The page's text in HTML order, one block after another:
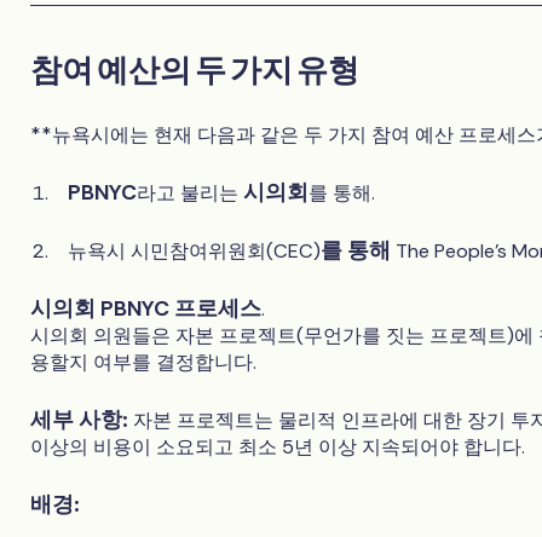
참여 예산의 두 가지 유형
**뉴욕시에는 현재 다음과 같은 두 가지 참여 예산 프로세스
PBNYC라고 불리는시의회 를 통해.
뉴욕시 시민참여위원회(CEC)를 통해 The People's
시의회 PBNYC 프로세스.
시의회 의원들은 자본 프로젝트(무언가를 짓는 프로젝트)
용할지 여부를 결정합니다.
세부 사항: 자본 프로젝트는 물리적 인프라에 대한 장기 투
이상의 비용이 소요되고 최소 5년 이상 지속되어야 합니다.
배경: